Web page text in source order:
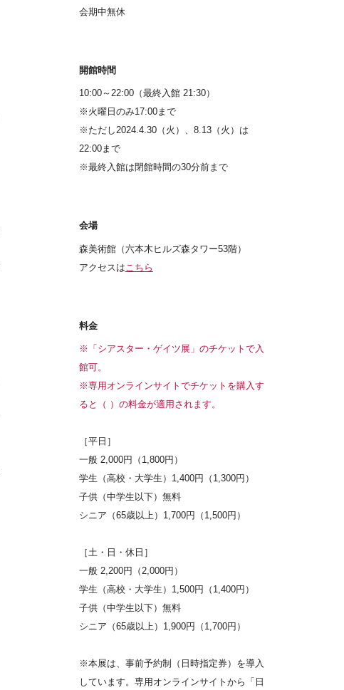
会期中無休
開館時間
10:00～22:00（最終入館 21:30）
※火曜日のみ17:00まで
※ただし2024.4.30（火）、8.13（火）は
22:00まで
※最終入館は閉館時間の30分前まで
会場
森美術館（六本木ヒルズ森タワー53階）
アクセスは こちら
料金
※「シアスター・ゲイツ展」のチケットで入
館可。
※専用オンラインサイトでチケットを購入す
ると（ ）の料金が適用されます。
［平日］
一般 2,000円（1,800円）
学生（高校・大学生）1,400円（1,300円）
子供（中学生以下）無料
シニア（65歳以上）1,700円（1,500円）
［土・日・休日］
一般 2,200円（2,000円）
学生（高校・大学生）1,500円（1,400円）
子供（中学生以下）無料
シニア（65歳以上）1,900円（1,700円）
※本展は、事前予約制（日時指定券）を導入
しています。専用オンラインサイトから「日